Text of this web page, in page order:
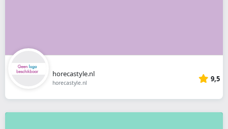
horecastyle.nl
horecastyle.nl 9,5